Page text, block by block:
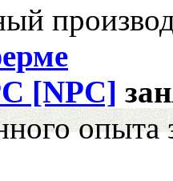
[NPC]
опыта